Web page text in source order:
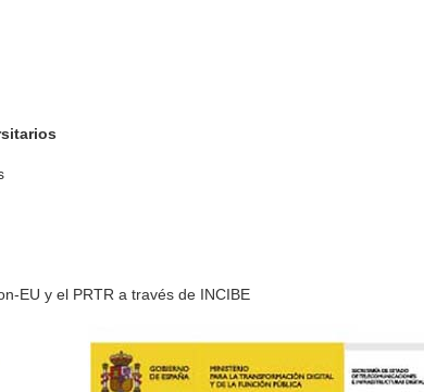
EU y el PRTR a través de INCIBE